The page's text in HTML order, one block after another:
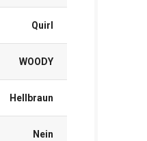
Quirl
WOODY
Hellbraun
Nein